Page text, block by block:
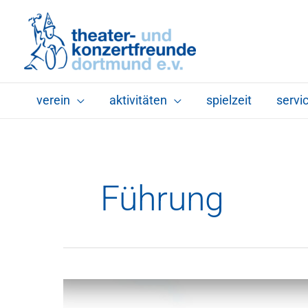
Inhalt
springen
verein aktivitäten spielzeit
Führung
Akademie